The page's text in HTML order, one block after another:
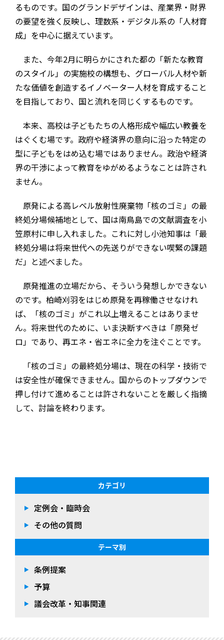
るものです。国のグランドデザインは、産業界・財界
の要望を強く反映し、理数系・デジタル系の「人材育
成」を中心に据えています。
また、今年2月に明らかにされた都の「新たな教育
のスタイル」の実施校の構想も、グローバル人材や新
たな価値を創造するイノベーター人材を育成すること
を目指しており、国と流れを同じくするものです。
本来、高校は子どもたちの人格形成や幅広い教養を
はぐくむ場です。政府や経済界の意向に沿った特定の
型に子どもをはめ込む場ではありません。政治や経済
界の干渉によって教育をゆがめるようなことは許され
ません。
原発による高レベル放射性廃棄物「核のゴミ」の最
終処分場候補地として、国は南鳥島での文献調査を小
笠原村に申し入れました。これに対し小池知事は「最
終処分場は将来世代への先送りができない喫緊の課題
だ」と述べました。
原発推進の立場だから、そういう発想しかできない
のです。柏崎刈羽をはじめ原発を再稼働させなけれ
ば、「核のゴミ」がこれ以上増えることはありませ
ん。将来世代のために、いま決断すべきは「原発ゼ
ロ」であり、再エネ・省エネに全力を注ぐことです。
「核のゴミ」の最終処分場は、現在の科学・技術で
は安全性が確保できません。国からのトップダウンで
押し付けて進めることは許されないことを厳しく指摘
して、討論を終わります。
カテゴリ
定例会・臨時会
その他の質問
テーマ別
条例提案
予算
議会改革・知事関連